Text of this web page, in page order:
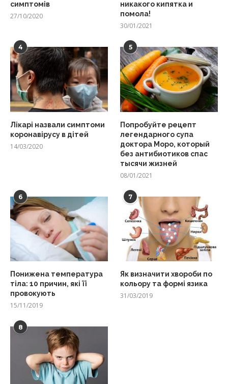
симптомів
27/10/2020
никакого кипятка и
помола!
30/01/2021
4
Лікарі назвали симптоми
коронавірусу в дітей
14/03/2020
5
Попробуйте рецепт
легендарного супа
доктора Моро, который
без антибиотиков спас
тысячи жизней
08/01/2021
6
Понижена температура
тіла: 10 причин, які її
провокують
15/11/2019
7
Як визначити хвороби по
кольору та формі язика
31/03/2019
8